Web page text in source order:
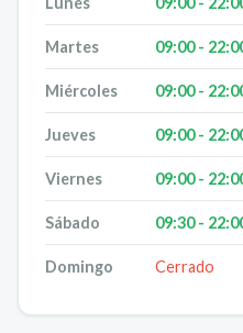
Martes 09:00 -
Miércoles 09:00 -
Jueves 09:00 -
Viernes 09:00 -
Sábado 09:30 -
Domingo Cerrado